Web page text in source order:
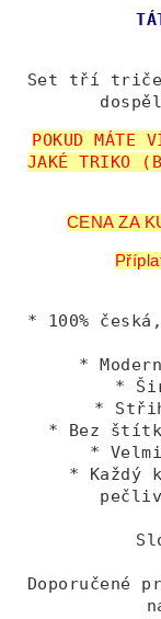
Set tří
POKUD MÁTE
JAKÉ TRIKO
CENA ZA
* 100%
*
*
*
* Bez
*
* Každý
Doporučené